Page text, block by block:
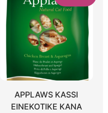
APPLAWS KASSI
EINEKOTIKE KANA